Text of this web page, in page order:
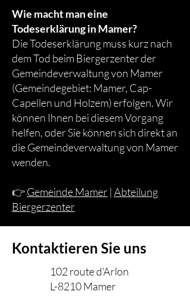
Wie macht man eine
Todeserklärung in Mamer?
Die Todeserklärung muss kurz nach
dem Tod beim Biergerzenter der
Gemeindeverwaltung von Mamer
(Gemeindegebiet: Mamer, Cap-
Capellen und Holzem) erfolgen. Wir
können Ihnen bei diesem Vorgang
helfen, oder Sie können sich direkt an
die Gemeindeverwaltung von Mamer
wenden.
👉Gemeinde Mamer | Abteilung
Biergerzenter
Kontaktieren Sie uns
102 route d'Arlon
L-8210 Mamer